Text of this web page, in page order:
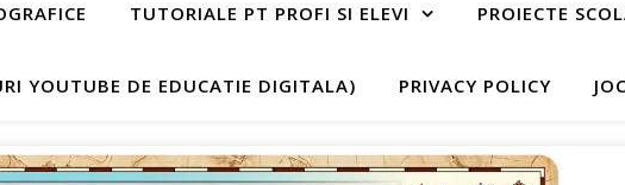
TUTORIALE PT PROFI SI ELEVI PROIECTE
YOUTUBE DE EDUCATIE DIGITALA) PRIVACY POLICY